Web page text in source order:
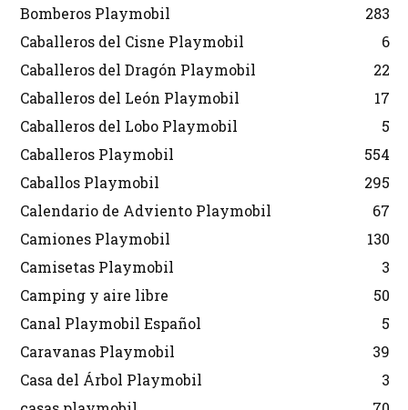
Bomberos Playmobil
283
Caballeros del Cisne Playmobil
6
Caballeros del Dragón Playmobil
22
Caballeros del León Playmobil
17
Caballeros del Lobo Playmobil
5
Caballeros Playmobil
554
Caballos Playmobil
295
Calendario de Adviento Playmobil
67
Camiones Playmobil
130
Camisetas Playmobil
3
Camping y aire libre
50
Canal Playmobil Español
5
Caravanas Playmobil
39
Casa del Árbol Playmobil
3